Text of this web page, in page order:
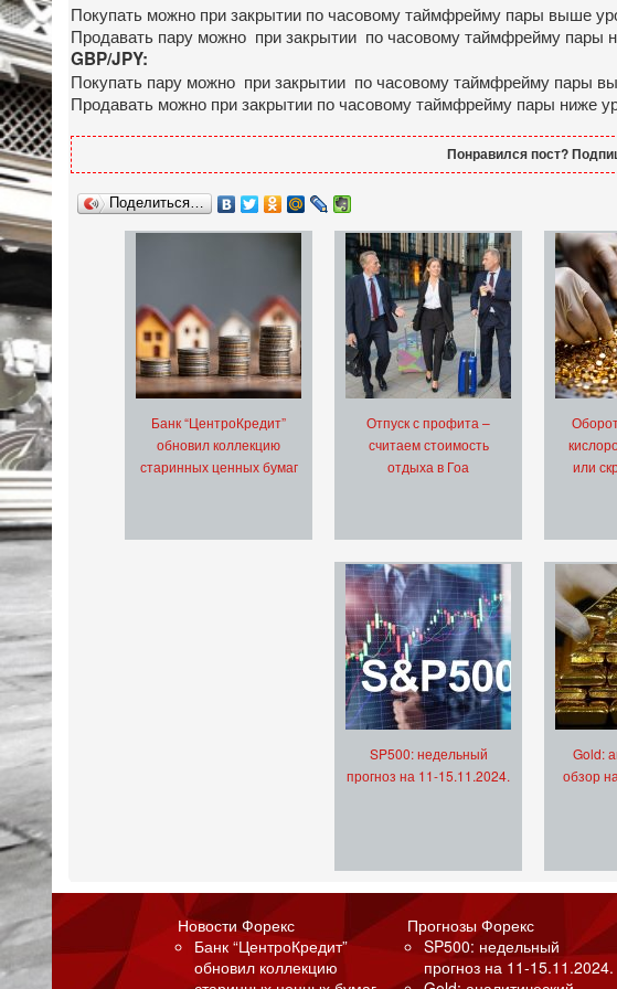
Покупать можно при закрытии по часовому таймфрейму пары выше
Продавать пару можно при закрытии по часовому таймфрейму
GBP/JPY:
Покупать пару можно при закрытии по часовому таймфрейму пары
Продавать можно при закрытии по часовому таймфрейму пары ниже
Понравился пост?
Поделиться…
Банк “ЦентроКредит”
обновил коллекцию
старинных ценных бумаг
Отпуск с профита –
считаем стоимость
отдыха в Гоа
или
SP500: недельный
прогноз на 11-15.11.2024.
Gold:
обзор
Новости Форекс
Банк “ЦентроКредит”
обновил коллекцию
Прогнозы Форекс
SP500: недельный
прогноз на 11-15.11.2024.